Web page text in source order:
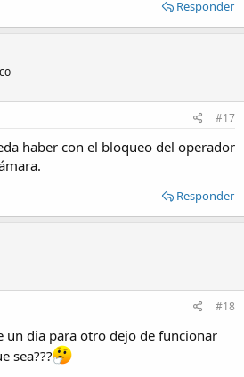
Responder
#17
haber con el bloqueo del operador
Responder
#18
un dia para otro dejo de funcionar
sea???